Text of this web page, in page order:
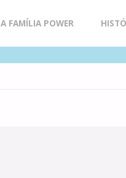
A FAMÍLIA POWER